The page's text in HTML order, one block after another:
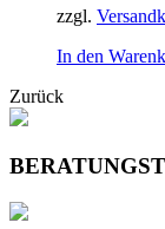
zzgl.
In den
Zurück